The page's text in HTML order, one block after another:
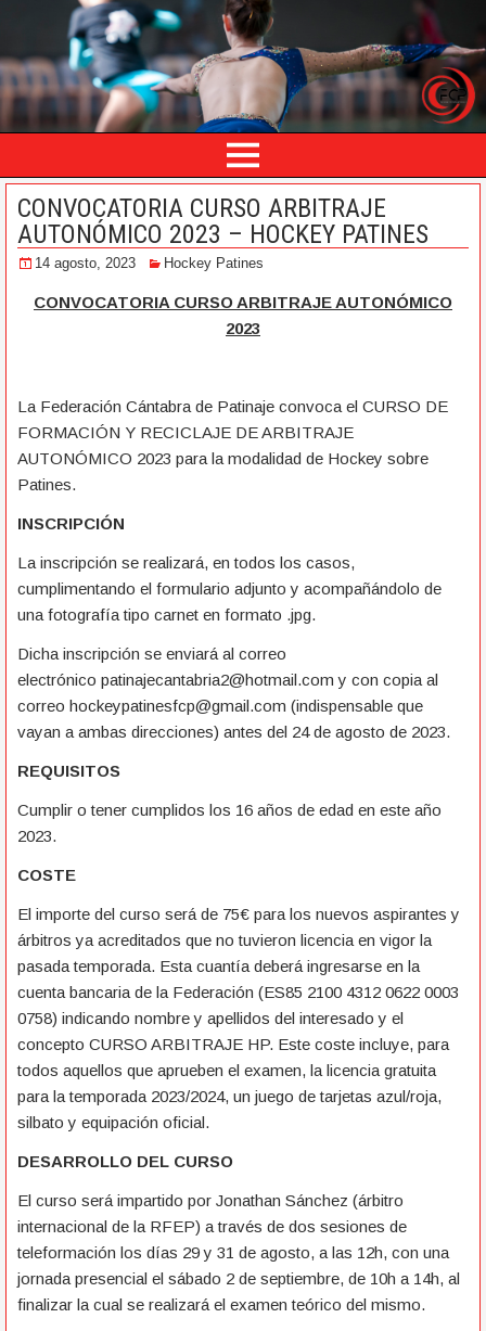
CONVOCATORIA CURSO ARBITRAJE
AUTONÓMICO 2023 – HOCKEY PATINES
14 agosto, 2023 Hockey Patines
CONVOCATORIA CURSO ARBITRAJE AUTONÓMICO
2023
La Federación Cántabra de Patinaje convoca el CURSO DE
FORMACIÓN Y RECICLAJE DE ARBITRAJE
AUTONÓMICO 2023 para la modalidad de Hockey sobre
Patines.
INSCRIPCIÓN
La inscripción se realizará, en todos los casos,
cumplimentando el formulario adjunto y acompañándolo de
una fotografía tipo carnet en formato .jpg.
Dicha inscripción se enviará al correo
electrónico patinajecantabria2@hotmail.com y con copia al
correo hockeypatinesfcp@gmail.com (indispensable que
vayan a ambas direcciones) antes del 24 de agosto de 2023.
REQUISITOS
Cumplir o tener cumplidos los 16 años de edad en este año
2023.
COSTE
El importe del curso será de 75€ para los nuevos aspirantes y
árbitros ya acreditados que no tuvieron licencia en vigor la
pasada temporada. Esta cuantía deberá ingresarse en la
cuenta bancaria de la Federación (ES85 2100 4312 0622 0003
0758) indicando nombre y apellidos del interesado y el
concepto CURSO ARBITRAJE HP. Este coste incluye, para
todos aquellos que aprueben el examen, la licencia gratuita
para la temporada 2023/2024, un juego de tarjetas azul/roja,
silbato y equipación oficial.
DESARROLLO DEL CURSO
El curso será impartido por Jonathan Sánchez (árbitro
internacional de la RFEP) a través de dos sesiones de
teleformación los días 29 y 31 de agosto, a las 12h, con una
jornada presencial el sábado 2 de septiembre, de 10h a 14h, al
finalizar la cual se realizará el examen teórico del mismo.